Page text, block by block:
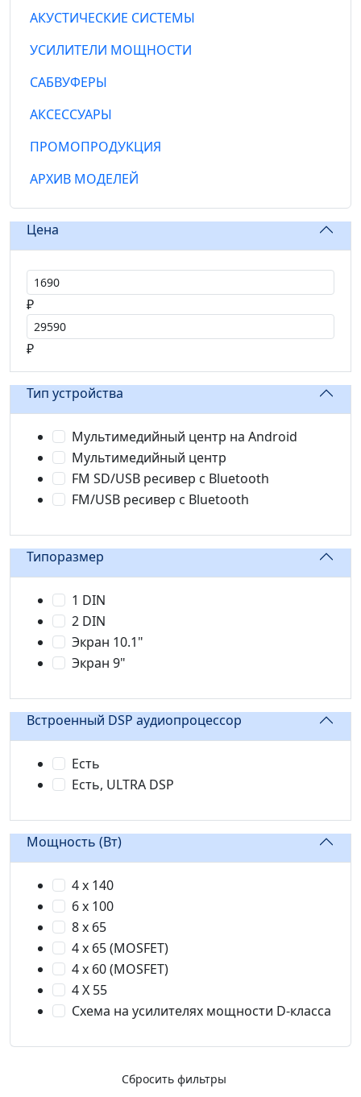
АКУСТИЧЕСКИЕ СИСТЕМЫ
УСИЛИТЕЛИ МОЩНОСТИ
САБВУФЕРЫ
АКСЕССУАРЫ
ПРОМОПРОДУКЦИЯ
АРХИВ МОДЕЛЕЙ
Цена
Цена от
₽
Цена до
₽
Тип устройства
Мультимедийный центр на Android
Мультимедийный центр
FM SD/USB ресивер с Bluetooth
FM/USB ресивер с Bluetooth
Типоразмер
1 DIN
2 DIN
Экран 10.1"
Экран 9"
Встроенный DSP аудиопроцессор
Есть
Есть, ULTRA DSP
Мощность (Вт)
4 х 140
6 х 100
8 х 65
4 х 65 (MOSFET)
4 х 60 (MOSFET)
4 X 55
Схема на усилителях мощности D-класса
Сбросить фильтры